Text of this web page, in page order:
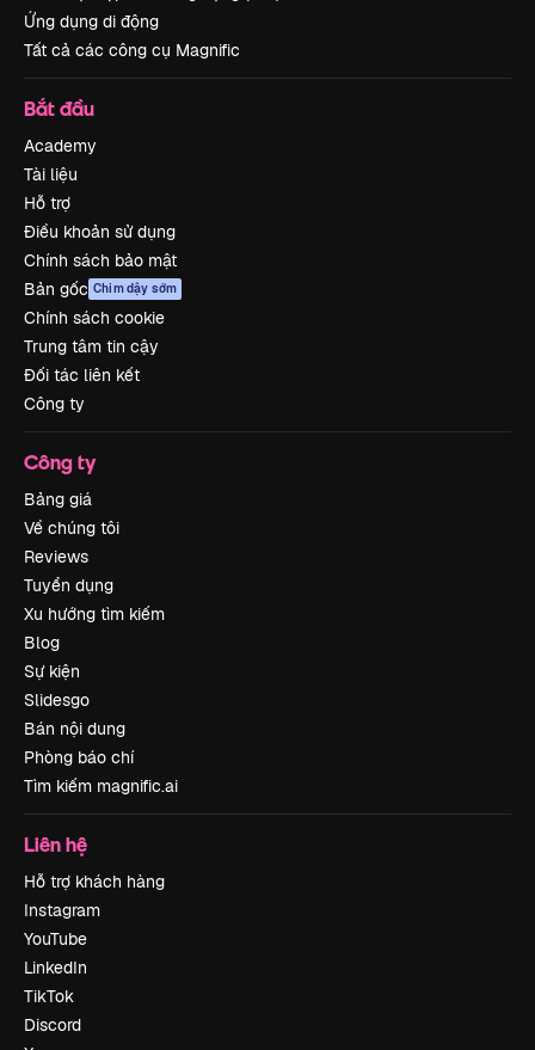
Ứng dụng di động
Tất cả các công cụ Magnific
Bắt đầu
Academy
Tài liệu
Hỗ trợ
Điều khoản sử dụng
Chính sách bảo mật
Bản gốc Chim dậy sớm
Chính sách cookie
Trung tâm tin cậy
Đối tác liên kết
Công ty
Công ty
Bảng giá
Về chúng tôi
Reviews
Tuyển dụng
Xu hướng tìm kiếm
Blog
Sự kiện
Slidesgo
Bán nội dung
Phòng báo chí
Tìm kiếm magnific.ai
Liên hệ
Hỗ trợ khách hàng
Instagram
YouTube
LinkedIn
TikTok
Discord